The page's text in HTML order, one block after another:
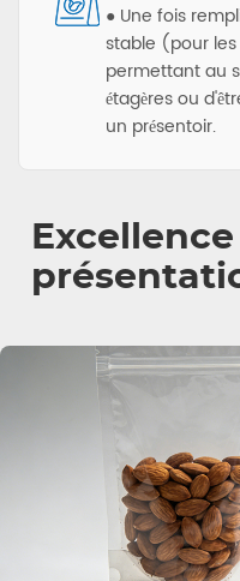
● Une fois
stable (pour les
permettant au
étagères ou
un présentoir.